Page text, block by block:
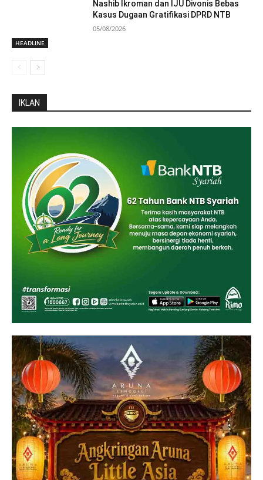
HEADLINE
Nashib Ikroman dan IJU Divonis Bebas
Kasus Dugaan Gratifikasi DPRD NTB
05/08/2026
IKLAN